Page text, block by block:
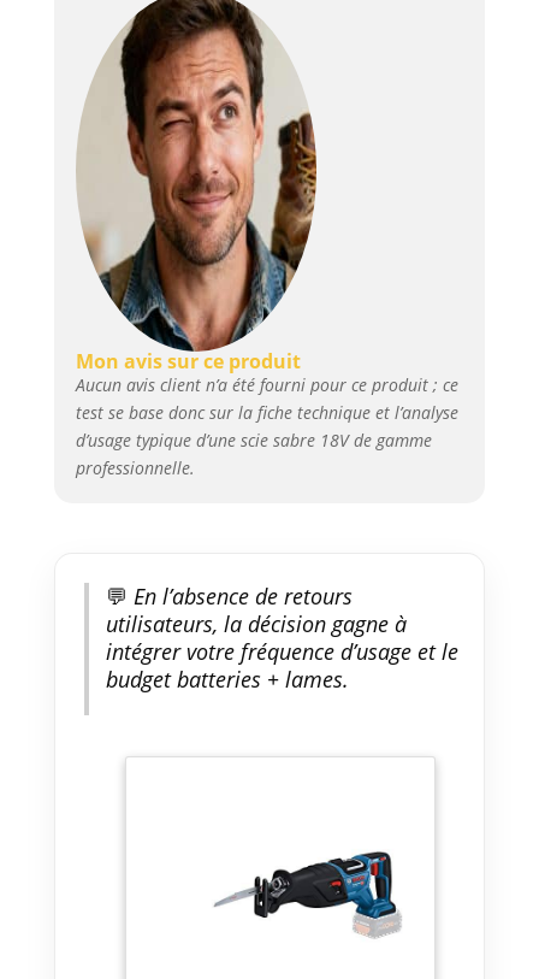
marques AMPShare. Livré avec :
GSA 18V-28
Mon avis sur ce produit
Aucun avis client n’a été fourni pour ce produit ; ce
test se base donc sur la fiche technique et l’analyse
d’usage typique d’une scie sabre 18V de gamme
professionnelle.
💬 En l’absence de retours
utilisateurs, la décision gagne à
intégrer votre fréquence d’usage et le
budget batteries + lames.